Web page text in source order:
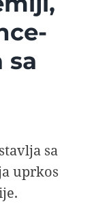
sa
sa
uprkos